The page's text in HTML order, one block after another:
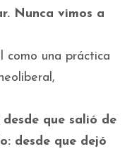
Nunca vimos a
como una práctica
que salió de
desde que dejó